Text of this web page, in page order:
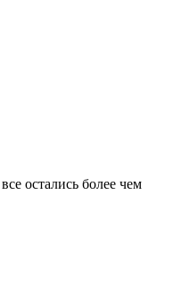
остались более чем